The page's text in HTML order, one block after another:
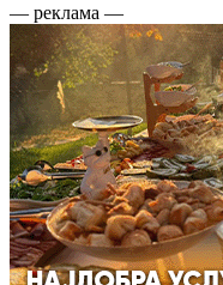
— реклама —